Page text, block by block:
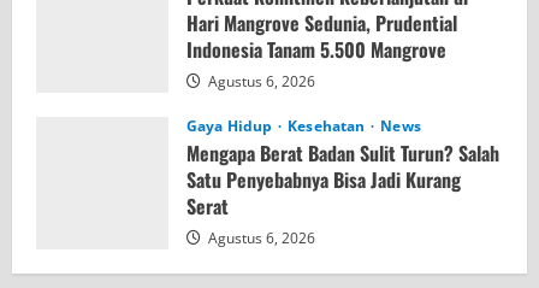
Hari Mangrove Sedunia, Prudential
Indonesia Tanam 5.500 Mangrove
Agustus 6, 2026
Gaya Hidup Kesehatan News
Mengapa Berat Badan Sulit Turun? Salah
Satu Penyebabnya Bisa Jadi Kurang
Serat
Agustus 6, 2026